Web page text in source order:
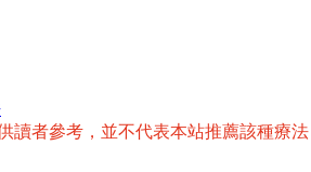
者參考，並不代表本站推薦該種療